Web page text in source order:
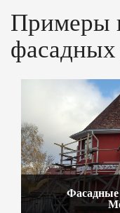
Примеры
фасадных
Фасадные